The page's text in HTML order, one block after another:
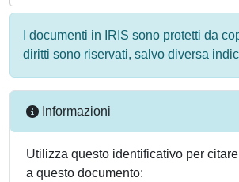
I documenti in IRIS sono protetti da
diritti sono riservati, salvo diversa
Informazioni
Utilizza questo identificativo per
a questo documento: